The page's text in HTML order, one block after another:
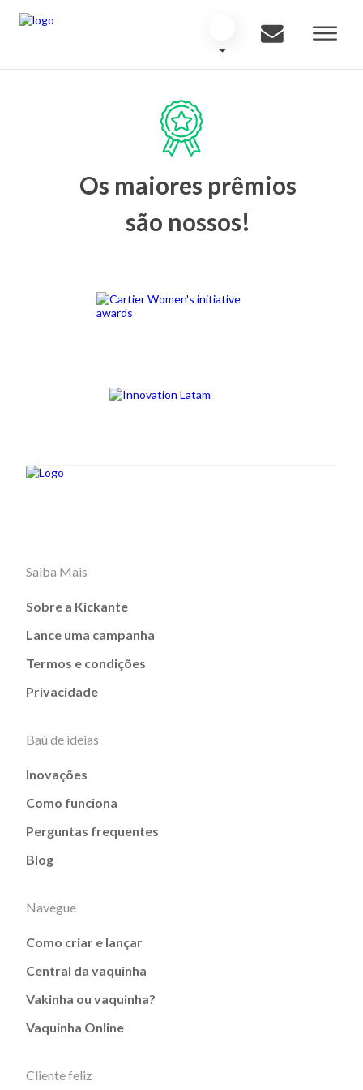
Os maiores prêmios
são nossos!
Saiba Mais
Sobre a Kickante
Lance uma campanha
Termos e condições
Privacidade
Baú de ideias
Inovações
Como funciona
Perguntas frequentes
Blog
Navegue
Como criar e lançar
Central da vaquinha
Vakinha ou vaquinha?
Vaquinha Online
Cliente feliz